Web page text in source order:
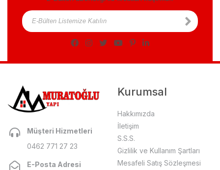
Müşteri Hizmetleri
0462 771 27 23
E-Posta Adresi
Kurumsal
Hakkımızda
İletişim
S.S.S.
Gizlilik ve Kullanım Şartları
Mesafeli Satış Sözleşmesi